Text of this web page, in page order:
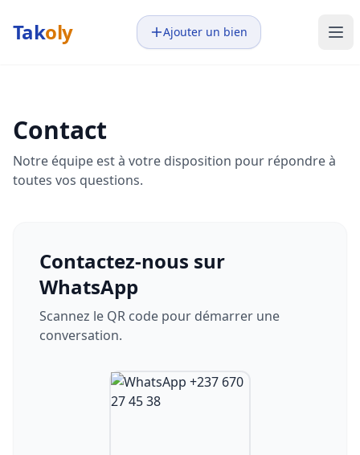
Takoly Ajouter un bien
Contact
Notre équipe est à votre disposition pour répondre à
toutes vos questions.
Contactez-nous sur
WhatsApp
Scannez le QR code pour démarrer une
conversation.